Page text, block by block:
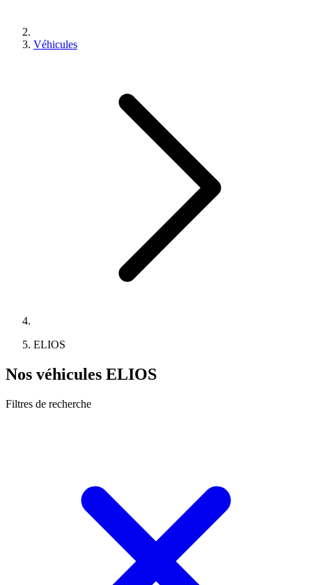
Véhicules
ELIOS
Nos véhicules ELIOS
Filtres de recherche